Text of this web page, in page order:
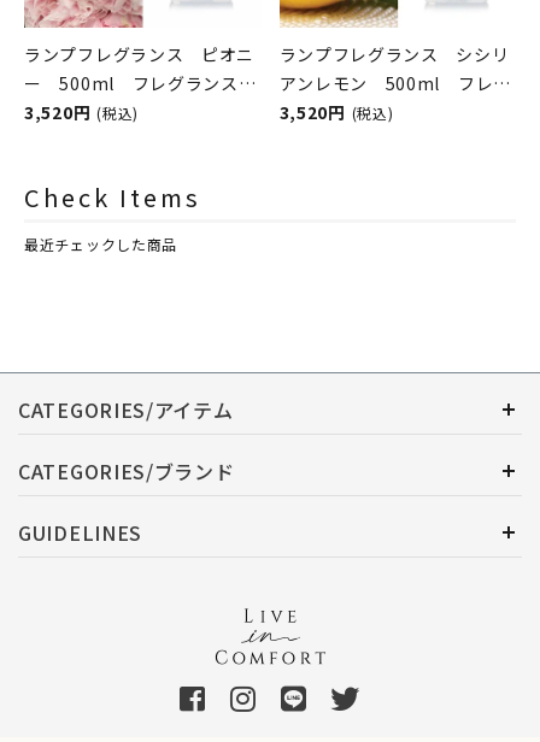
ランプフレグランス ピオニ
ー 500ml フレグランスラ
ンプ用オイル
3,520円 (税込)
ランプフレグランス シシリ
アンレモン 500ml フレグ
ランスランプ用オイル
3,520円 (税込)
Check Items
最近チェックした商品
CATEGORIES/アイテム
CATEGORIES/ブランド
GUIDELINES